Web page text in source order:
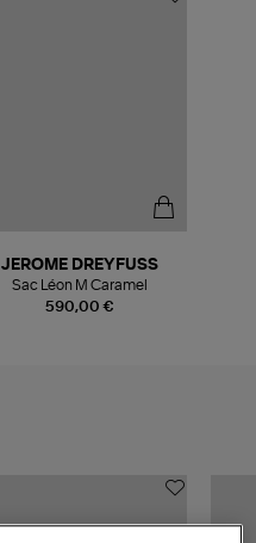
590,00 €
JEROME DREYFUSS
Sac Léon M Caramel